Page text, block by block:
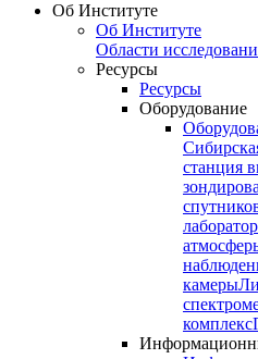
Об Институте
Об Институте
Области
Ресурсы
Ресурсы
Оборудование
станция
камеры
комплекс